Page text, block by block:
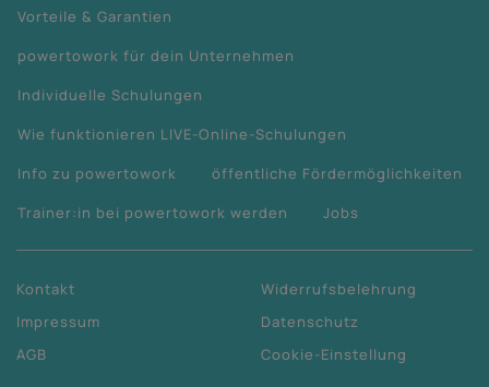
Vorteile & Garantien
powertowork für dein Unternehmen
Individuelle Schulungen
Wie funktionieren LIVE-Online-Schulungen
Info zu powertowork
öffentliche Fördermöglichkeiten
Trainer:in bei powertowork werden
Jobs
Kontakt
Impressum
AGB
Widerrufsbelehrung
Datenschutz
Cookie-Einstellung